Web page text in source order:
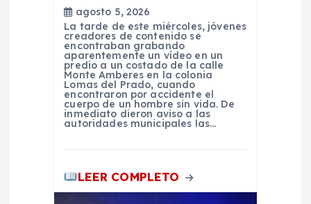
agosto 5, 2026
La tarde de este miércoles, jóvenes
creadores de contenido se
encontraban grabando
aparentemente un vídeo en un
predio a un costado de la calle
Monte Amberes en la colonia
Lomas del Prado, cuando
encontraron por accidente el
cuerpo de un hombre sin vida. De
inmediato dieron aviso a las
autoridades municipales las…
LEER COMPLETO